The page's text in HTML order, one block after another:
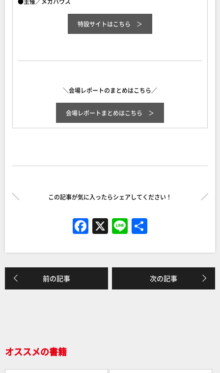
特設サイトはこちら
＼会場レポートのまとめはこちら／
会場レポートまとめはこちら
この記事が気に入ったらシェアしてください！
F
c
e
b
X Li
e
前の記事 次の記事
オススメの書籍